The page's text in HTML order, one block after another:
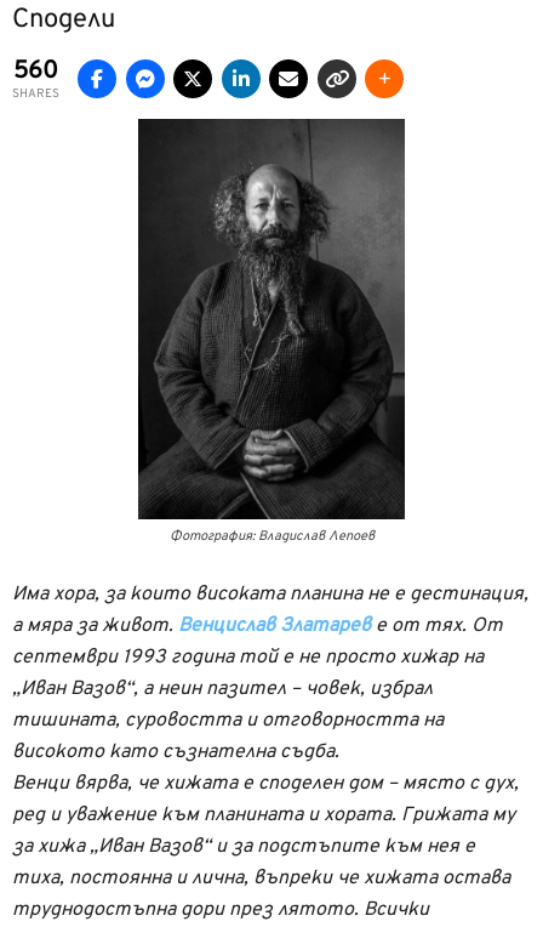
Сподели
560
SHARES
Фотография: Владислав Лепоев
Има хора, за които високата планина не е дестинация,
а мяра за живот. Венцислав Златарев е от тях. От
септември 1993 година той е не просто хижар на
„Иван Вазов“, а неин пазител – човек, избрал
тишината, суровостта и отговорността на
високото като съзнателна съдба.
Венци вярва, че хижата е споделен дом – място с дух,
ред и уважение към планината и хората. Грижата му
за хижа „Иван Вазов“ и за подстъпите към нея е
тиха, постоянна и лична, въпреки че хижата остава
труднодостъпна дори през лятото. Всички